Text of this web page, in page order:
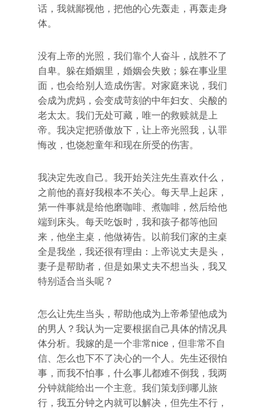
话，我就鄙视他，把他的心先轰走，再轰走身
体。
没有上帝的光照，我们靠个人奋斗，战胜不了
自卑。躲在婚姻里，婚姻会失败；躲在事业里
面，也会给别人造成伤害。对家庭来说，我们
会成为虎妈，会变成苛刻的中年妇女、尖酸的
老太太。我们无处可藏，唯一的救赎就是上
帝。我决定把骄傲放下，让上帝光照我，认罪
悔改，也饶恕童年和现在所受的伤害。
我决定先改自己。我开始关注先生喜欢什么，
之前他的喜好我根本不关心。每天早上起床，
第一件事就是给他磨咖啡、煮咖啡，然后给他
端到床头。每天吃饭时，我和孩子都等他回
来，他坐主桌，他做祷告。以前我们家的主桌
全是我坐，我还很有理由：上帝说丈夫是头，
妻子是帮助者，但是如果丈夫不想当头，我又
特别适合当头呢？
怎么让先生当头，帮助他成为上帝希望他成为
的男人？我认为一定要根据自己具体的情况具
体分析。我嫁的是一个非常nice，但非常不自
信、怎么也下不了决心的一个人。先生还很怕
事，而我不怕事，什么事儿都难不倒我，我两
分钟就能给出一个主意。我们策划到哪儿旅
行，我五分钟之内就可以解决，但先生不行，